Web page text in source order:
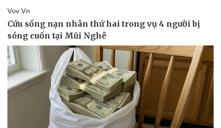
Doanh nghiệp
Thông tin doanh nghiệp
Doanh nghiệp 24h
Doanh nhân
Vì cộng đồng
Công nghệ
Sành điệu
Tin Công nghệ
Trải nghiệm
Chuyển đổi số